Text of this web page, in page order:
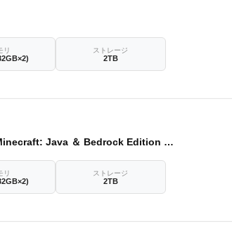
リ ストレージ
2TB
Edition for PC、PC Game Pass同梱版』
リ ストレージ
2TB